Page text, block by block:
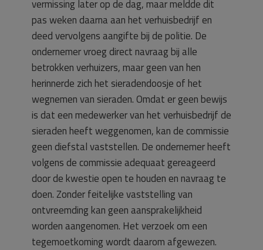
vermissing later op de dag, maar meldde dit
pas weken daarna aan het verhuisbedrijf en
deed vervolgens aangifte bij de politie. De
ondernemer vroeg direct navraag bij alle
betrokken verhuizers, maar geen van hen
herinnerde zich het sieradendoosje of het
wegnemen van sieraden. Omdat er geen bewijs
is dat een medewerker van het verhuisbedrijf de
sieraden heeft weggenomen, kan de commissie
geen diefstal vaststellen. De ondernemer heeft
volgens de commissie adequaat gereageerd
door de kwestie open te houden en navraag te
doen. Zonder feitelijke vaststelling van
ontvreemding kan geen aansprakelijkheid
worden aangenomen. Het verzoek om een
tegemoetkoming wordt daarom afgewezen.